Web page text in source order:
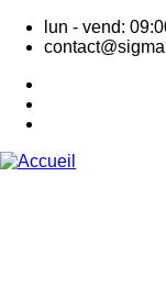
Aller
principal
lun - vend: